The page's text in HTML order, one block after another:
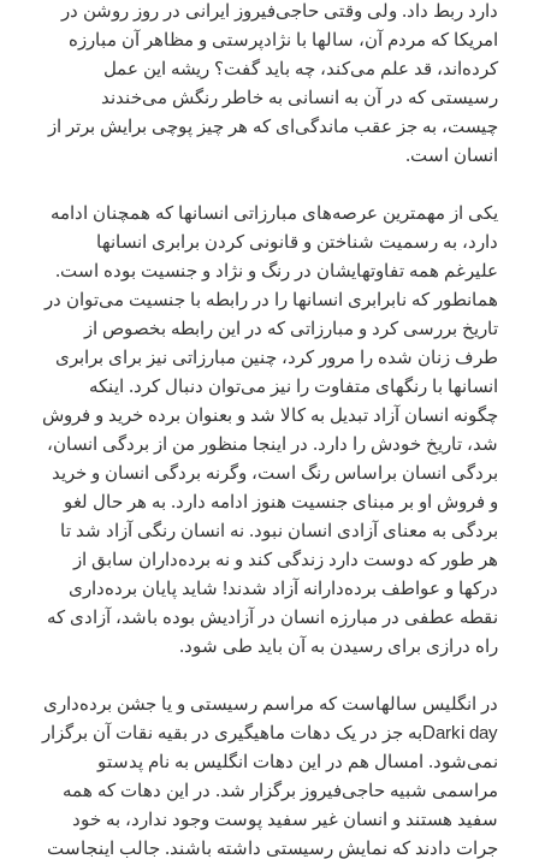
دارد ربط داد. ولى وقتى حاجى‌فيروز ايرانى در روز روشن در
امريکا که مردم آن، سالها با نژاد‌پرستى و مظاهر آن مبارزه
کرده‌اند، قد علم مى‌کند، چه بايد گفت؟ ريشه اين عمل
رسيستى که در آن به انسانى به خاطر رنگش مى‌خندند
چيست، به جز عقب ماندگى‌اى که هر چيز پوچى برايش برتر از
انسان است.
يکى از مهمترين عرصه‌هاى مبارزاتى انسانها که همچنان ادامه
دارد، به رسميت شناختن و قانونى کردن برابرى انسانها
عليرغم همه تفاوتهايشان در رنگ و نژاد و جنسيت بوده است.
همانطور که نابرابرى انسانها را در رابطه با جنسيت مى‌توان در
تاريخ بررسى کرد و مبارزاتى که در اين رابطه بخصوص از
طرف زنان شده را مرور کرد، چنين مبارزاتى نيز براى برابرى
انسانها با رنگهاى متفاوت را نيز مى‌توان دنبال کرد. اينکه
چگونه انسان آزاد تبديل به کالا شد و بعنوان برده خريد و فروش
شد، تاريخ خودش را دارد. در اينجا منظور من از بردگى انسان،
بردگى انسان براساس رنگ است، وگرنه بردگى انسان و خريد
و فروش او بر مبناى جنسيت هنوز ادامه دارد. به هر حال لغو
بردگى به معناى آزادى انسان نبود. نه انسان رنگى آزاد شد تا
هر طور که دوست دارد زندگى کند و نه برده‌داران سابق از
درکها و عواطف برده‌دارانه آزاد شدند! شايد پايان برده‌دارى
نقطه عطفى در مبارزه انسان در آزاديش بوده باشد، آزادى که
راه درازى براى رسيدن به آن بايد طى شود.
در انگليس سالهاست که مراسم رسيستى و يا جشن برده‌دارى
Darki dayبه جز در يک دهات ماهيگيرى در بقيه نقات آن برگزار
نمى‌شود. امسال هم در اين دهات انگليس به نام پدستو
مراسمى شبيه حاجى‌فيروز برگزار شد. در اين دهات که همه
سفيد هستند و انسان غير سفيد پوست وجود ندارد، به خود
جرات دادند که نمايش رسيستى داشته باشند. جالب اينجاست